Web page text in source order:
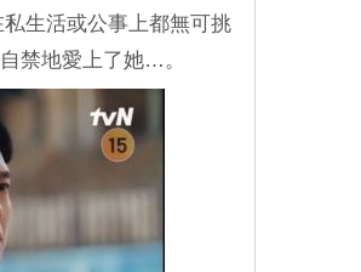
生活或公事上都無可挑
禁地愛上了她…。